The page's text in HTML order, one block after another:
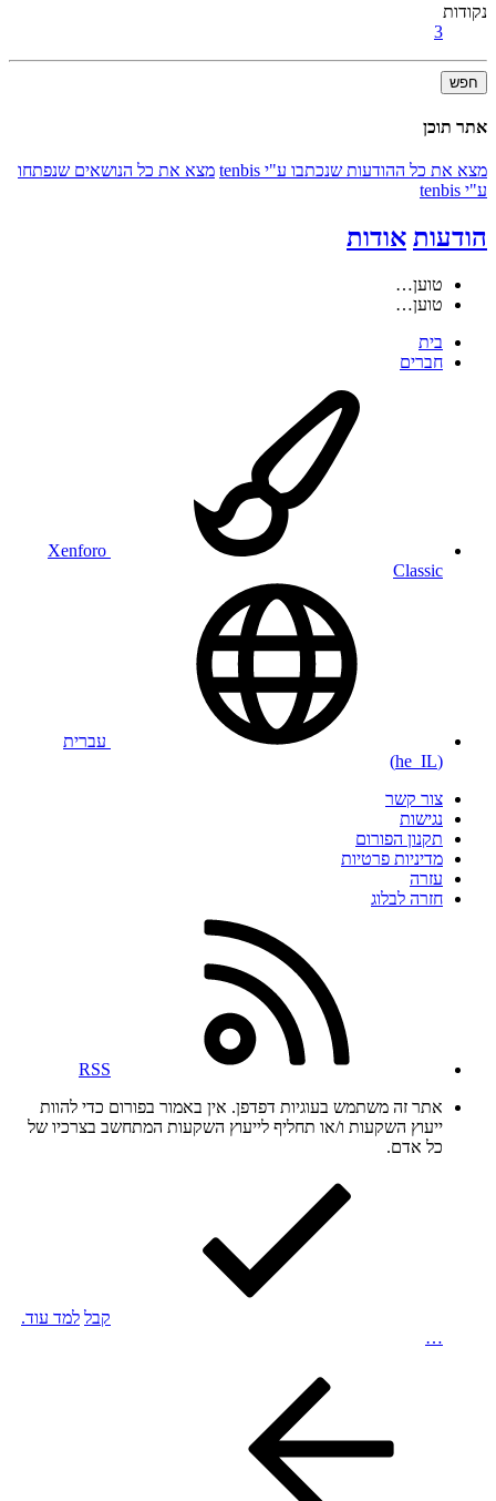
נקודות
3
חפש
אתר תוכן
מצא את כל ההודעות שנכתבו ע"י tenbis
מצא את כל הנושאים שנפתחו
ע"י tenbis
הודעות אודות
טוען…
טוען…
בית
חברים
Xenforo
Classic
עברית
(he_IL)
צור קשר
נגישות
תקנון הפורום
מדיניות פרטיות
עזרה
חזרה לבלוג
RSS
אתר זה משתמש בעוגיות דפדפן. אין באמור בפורום כדי להוות
ייעוץ השקעות ו/או תחליף לייעוץ השקעות המתחשב בצרכיו של
כל אדם.
קבל למד עוד.
…